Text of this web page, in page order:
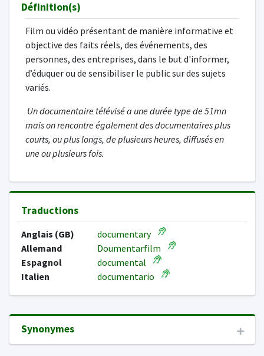
Définition(s)
Film ou vidéo présentant de manière informative et
objective des faits réels, des événements, des
personnes, des entreprises, dans le but d'informer,
d’éduquer ou de sensibiliser le public sur des sujets
variés.
Un documentaire télévisé a une durée type de 51mn
mais on rencontre également des documentaires plus
courts, ou plus longs, de plusieurs heures, diffusés en
une ou plusieurs fois.
Traductions
Anglais (GB)
documentary
Allemand
Doumentarfilm
Espagnol
documental
Italien
documentario
Synonymes